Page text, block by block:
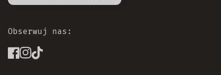
Obserwuj nas: